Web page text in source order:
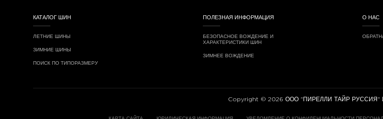
КАТАЛОГ ШИН
ЛЕТНИЕ ШИНЫ
ЗИМНИЕ ШИНЫ
ПОИСК ПО ТИПОРАЗМЕРУ
ПОЛЕЗНАЯ ИНФОРМАЦИЯ
БЕЗОПАСНОЕ ВОЖДЕНИЕ И
ХАРАКТЕРИСТИКИ ШИН
ЗИМНЕЕ ВОЖДЕНИЕ
О НАС
Copyright © 2026 ООО "ПИРЕЛЛИ ТАЙР РУССИЯ"